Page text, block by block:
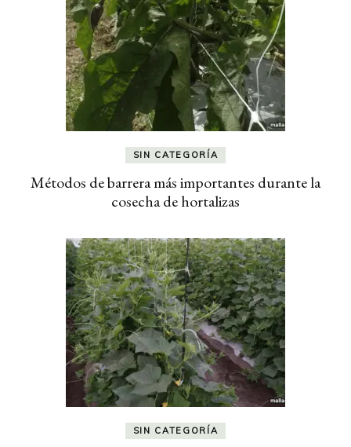
SIN CATEGORÍA
Métodos de barrera más importantes durante la
cosecha de hortalizas
SIN CATEGORÍA